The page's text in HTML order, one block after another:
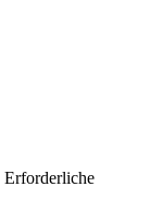
Erforderliche